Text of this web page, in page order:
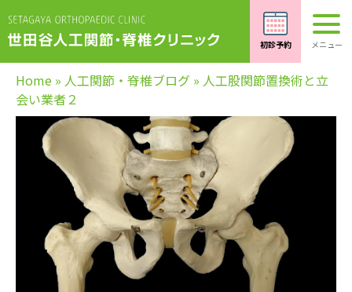
Home » 人工関節・脊椎ブログ » 人工股関節置換術と立
会い業者２